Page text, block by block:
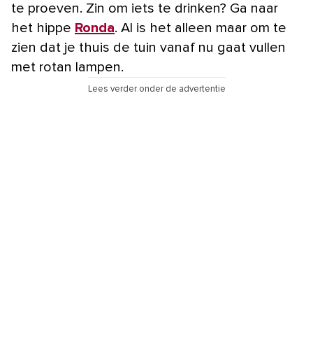
te proeven. Zin om iets te drinken? Ga naar
het hippe Ronda. Al is het alleen maar om te
zien dat je thuis de tuin vanaf nu gaat vullen
met rotan lampen.
Lees verder onder de advertentie